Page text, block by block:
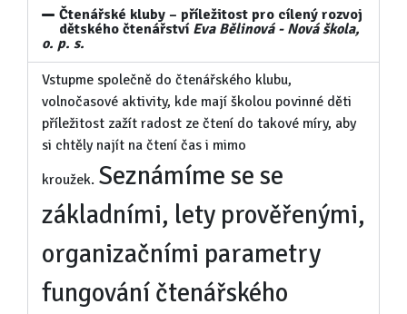
Čtenářské kluby – příležitost pro cílený rozvoj
dětského čtenářství Eva Bělinová - Nová škola,
o. p. s.
Vstupme společně do čtenářského klubu,
volnočasové aktivity, kde mají školou povinné děti
příležitost zažít radost ze čtení do takové míry, aby
si chtěly najít na čtení čas i mimo
kroužek. Seznámíme se se
základními, lety prověřenými,
organizačními parametry
fungování čtenářského